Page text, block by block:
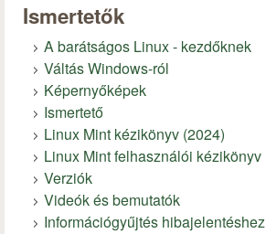
Ismertetők
A barátságos Linux - kezdőknek
Váltás Windows-ról
Képernyőképek
Ismertető
Linux Mint kézikönyv (2024)
Linux Mint felhasználói kézikönyv
Verziók
Videók és bemutatók
Információgyűjtés hibajelentéshez